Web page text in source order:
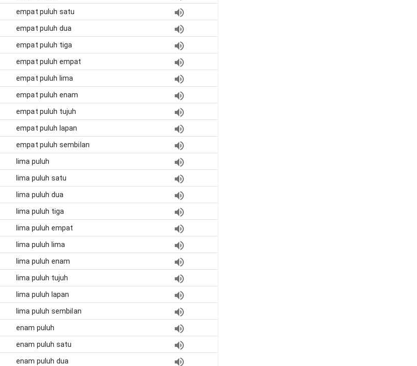
empat puluh satu
empat puluh dua
empat puluh tiga
empat puluh empat
empat puluh lima
empat puluh enam
empat puluh tujuh
empat puluh lapan
empat puluh sembilan
lima puluh
lima puluh satu
lima puluh dua
lima puluh tiga
lima puluh empat
lima puluh lima
lima puluh enam
lima puluh tujuh
lima puluh lapan
lima puluh sembilan
enam puluh
enam puluh satu
enam puluh dua